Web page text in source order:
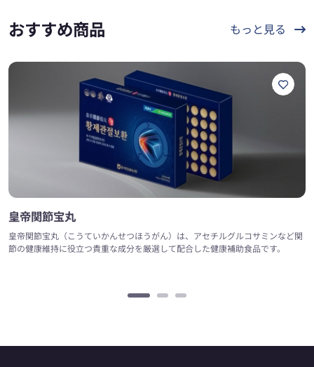
おすすめ商品 もっと見る
皇帝関節宝丸
皇帝関節宝丸（こうていかんせつほうがん）は、アセチルグルコサミンなど関
節の健康維持に役立つ貴重な成分を厳選して配合した健康補助食品です。